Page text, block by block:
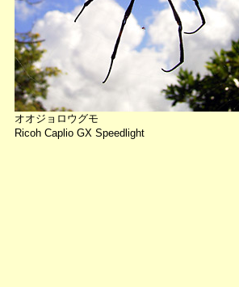
オオジョロウグモ
Ricoh Caplio GX Speedlight